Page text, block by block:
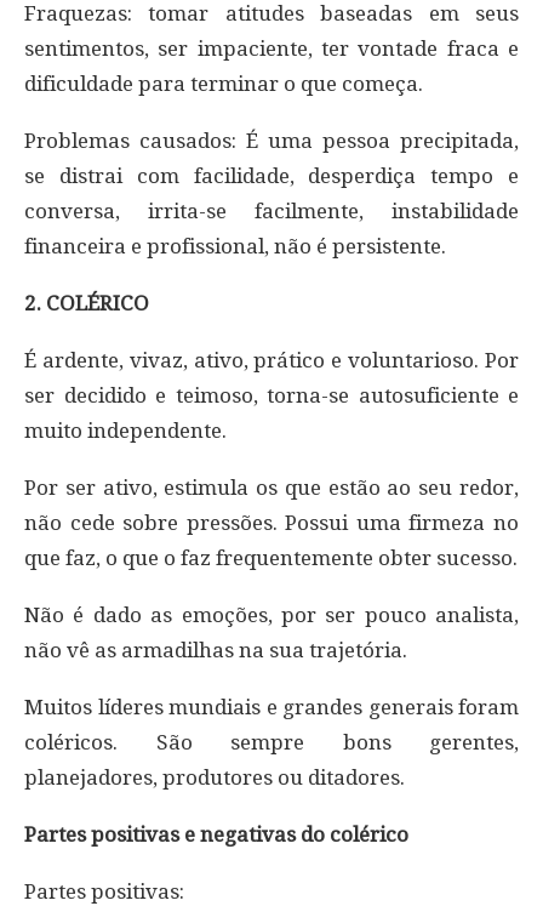
Fraquezas: tomar atitudes baseadas em seus
sentimentos, ser impaciente, ter vontade fraca e
dificuldade para terminar o que começa.
Problemas causados: É uma pessoa precipitada,
se distrai com facilidade, desperdiça tempo e
conversa, irrita-se facilmente, instabilidade
financeira e profissional, não é persistente.
2. COLÉRICO
É ardente, vivaz, ativo, prático e voluntarioso. Por
ser decidido e teimoso, torna-se autosuficiente e
muito independente.
Por ser ativo, estimula os que estão ao seu redor,
não cede sobre pressões. Possui uma firmeza no
que faz, o que o faz frequentemente obter sucesso.
Não é dado as emoções, por ser pouco analista,
não vê as armadilhas na sua trajetória.
Muitos líderes mundiais e grandes generais foram
coléricos. São sempre bons gerentes,
planejadores, produtores ou ditadores.
Partes positivas e negativas do colérico
Partes positivas: